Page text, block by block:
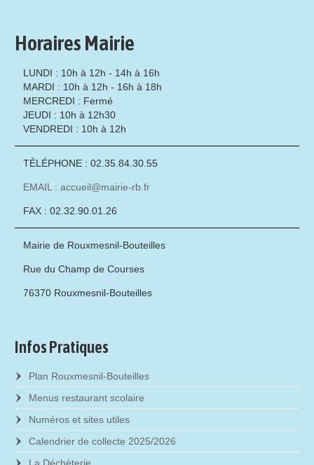
Horaires Mairie
LUNDI : 10h à 12h - 14h à 16h
MARDI : 10h à 12h - 16h à 18h
MERCREDI : Fermé
JEUDI : 10h à 12h30
VENDREDI : 10h à 12h
TÉLÉPHONE : 02.35.84.30.55
EMAIL : accueil@mairie-rb.fr
FAX : 02.32.90.01.26
Mairie de Rouxmesnil-Bouteilles
Rue du Champ de Courses
76370 Rouxmesnil-Bouteilles
Infos Pratiques
Plan Rouxmesnil-Bouteilles
Menus restaurant scolaire
Numéros et sites utiles
Calendrier de collecte 2025/2026